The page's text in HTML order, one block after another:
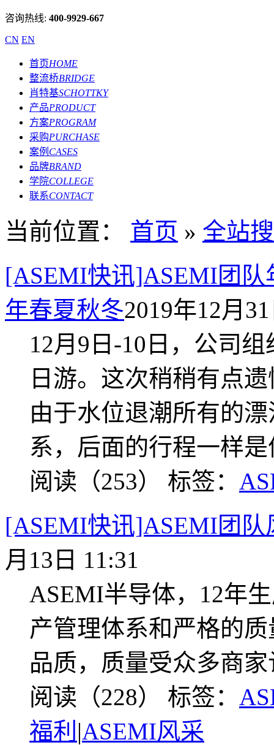
咨询热线: 400-9929-667
CN EN
首页HOME
整流桥BRIDGE
肖特基SCHOTTKY
产品PRODUCT
方案PROGRAM
采购PURCHASE
案例 CASES
品牌BRAND
学院COLLEGE
联系CONTACT
当前位置： 首页 » 全站
[ASEMI快讯]ASEMI团
年春夏秋冬2019年12月
12月9日-10日，公司
日游。这次稍稍有点
由于水位退潮所有的
系，后面的行程一样
阅读（253） 标签：
[ASEMI快讯]ASEMI团队
月13日 11:31
ASEMI半导体，12年
产管理体系和严格的
品质，质量受众多商
阅读（228） 标签：
福利 |ASEMI风采